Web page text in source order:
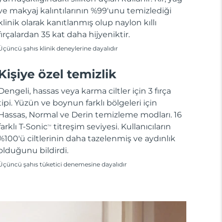
makyaj kalıntılarının %99'unu temizlediği
olarak kanıtlanmış olup naylon kıllı
35 kat daha hijyeniktir.
şahıs klinik deneylerine dayalıdır
özel temizlik
hassas veya karma ciltler için 3 fırça
Yüzün ve boynun farklı bölgeleri için
Normal ve Derin temizleme modları. 16
T-SonicTM
titreşim seviyesi. Kullanıcıların
ciltlerinin daha tazelenmiş ve aydınlık
bildirdi.
şahıs tüketici denemesine dayalıdır